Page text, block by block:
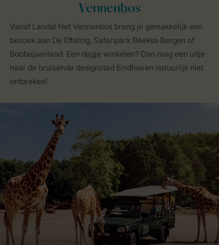
Vennenbos
Vanaf Landal Het Vennenbos breng je gemakkelijk een
bezoek aan De Efteling, Safaripark Beekse Bergen of
Bobbejaanland. Een dagje winkelen? Dan mag een uitje
naar de bruisende designstad Eindhoven natuurlijk niet
ontbreken!